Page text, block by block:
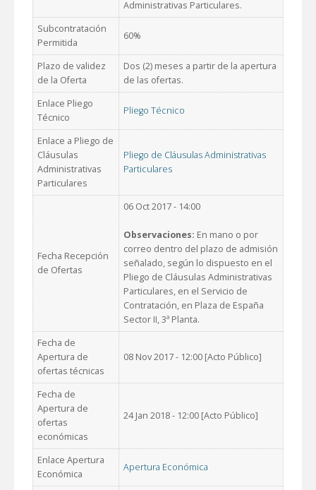
Administrativas Particulares.
Subcontratación
Permitida
60%
Plazo de validez
de la Oferta
Dos (2) meses a partir de la apertura
de las ofertas.
Enlace Pliego
Técnico
Pliego Técnico
Enlace a Pliego de
Cláusulas
Administrativas
Particulares
Pliego de Cláusulas Administrativas
Particulares
Fecha Recepción
de Ofertas
06 Oct 2017 - 14:00
Observaciones: En mano o por
correo dentro del plazo de admisión
señalado, según lo dispuesto en el
Pliego de Cláusulas Administrativas
Particulares, en el Servicio de
Contratación, en Plaza de España
Sector II, 3ª Planta.
Fecha de
Apertura de
ofertas técnicas
08 Nov 2017 - 12:00 [Acto Público]
Fecha de
Apertura de
ofertas
económicas
24 Jan 2018 - 12:00 [Acto Público]
Enlace Apertura
Económica
Apertura Económica